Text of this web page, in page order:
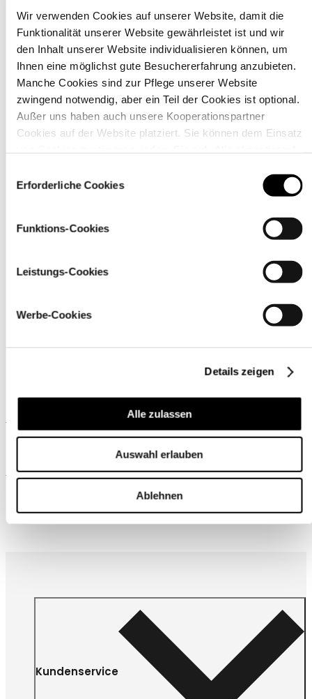
Wir verwenden Cookies auf unserer Website, damit die
Funktionalität unserer Website gewährleistet ist und wir
den Inhalt unserer Website individualisieren können, um
Ihnen eine möglichst gute Besuchererfahrung anzubieten.
Manche Cookies sind zur Pflege unserer Website
zwingend notwendig, aber ein Teil der Cookies ist optional.
Außer uns haben auch unsere Kooperationspartner
Cookies auf der Website platziert. Sie können dem Einsatz
über den Link „Cookie-Einstellungen
Erforderliche Cookies
Funktions-Cookies
Leistungs-Cookies
Werbe-Cookies
Details zeigen
Alle zulassen
Auswahl erlauben
Ablehnen
Material
Pflegehinweise
Ähnliche Produkte
Wird oft zusammen gekauft
Kundenservice